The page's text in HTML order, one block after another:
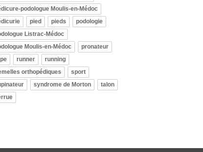
podologue Moulis-en-Médoc
pied pieds
podologie
Listrac-Médoc
Moulis-en-Médoc
pronateur
runner
running
orthopédiques
sport
syndrome de Morton
talon